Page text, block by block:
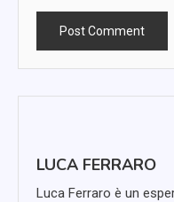
LUCA FERRARO
Luca Ferraro è un